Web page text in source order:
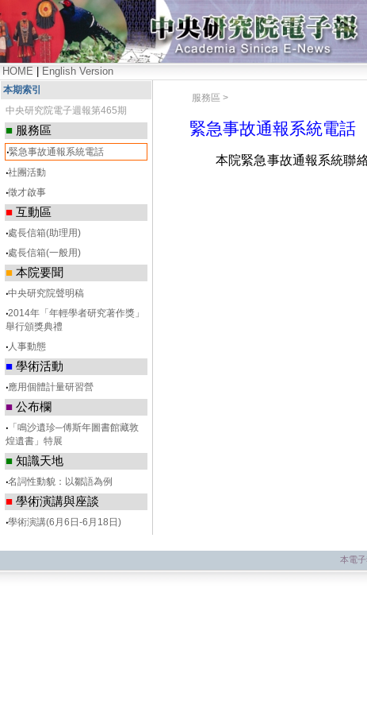
HOME English Version
本期索引
中央研究院電子週報第465期
■ 服務區
‧緊急事故通報系統電話
‧社團活動
‧徵才啟事
■ 互動區
‧處長信箱(助理用)
‧處長信箱(一般用)
■ 本院要聞
‧中央研究院聲明稿
‧2014年「年輕學者研究著作獎」
舉行頒獎典禮
‧人事動態
■ 學術活動
‧應用個體計量研習營
■ 公布欄
‧ 「鳴沙遺珍─傅斯年圖書館藏敦
煌遺書」特展
■ 知識天地
‧名詞性動貌：以鄒語為例
■ 學術演講與座談
‧學術演講(6月6日-6月18日)
服務區 >
緊急事故通報系統電話
本院緊急事故通報系統聯
本電